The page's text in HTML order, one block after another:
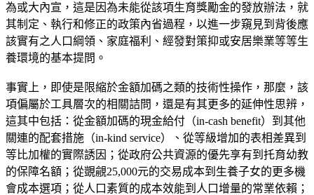
為或大內宣，這是因為未能從該項生育獎勵金的發放辦法，就
其制定、執行和修正的政策內省過程，以進一步窺見到背後應
該實有之人口綱領、家庭福利、經發對策抑或安居樂業等等生
養環境的基本提問。
事實上，即使是限縮於金額加碼之類的技術性操作，那麼，該
項偏屬於工具層次的相關詰問，還是有其更多的延伸性思辨，
這其中包括：從金額加碼的現金給付（in-cash benefit）到其他
關連的配套措施（in-kind service）、從等級增加的表相差異到
等比加權的實際誘因；從政府公共資源的優先享有到托育幼教
的保障名額；從覬覦25,000元的交易成本到生養子女的更多機
會成本選項；從人口素質的成本效能到人口增量的常業依賴；